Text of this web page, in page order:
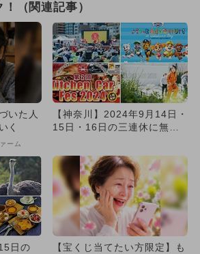
（関連記事）
いた人
く
ーム
【神奈川】2024年9月14日・
15日・16日の三連休に無料
日の
【宝くじ当てたい方限定】も